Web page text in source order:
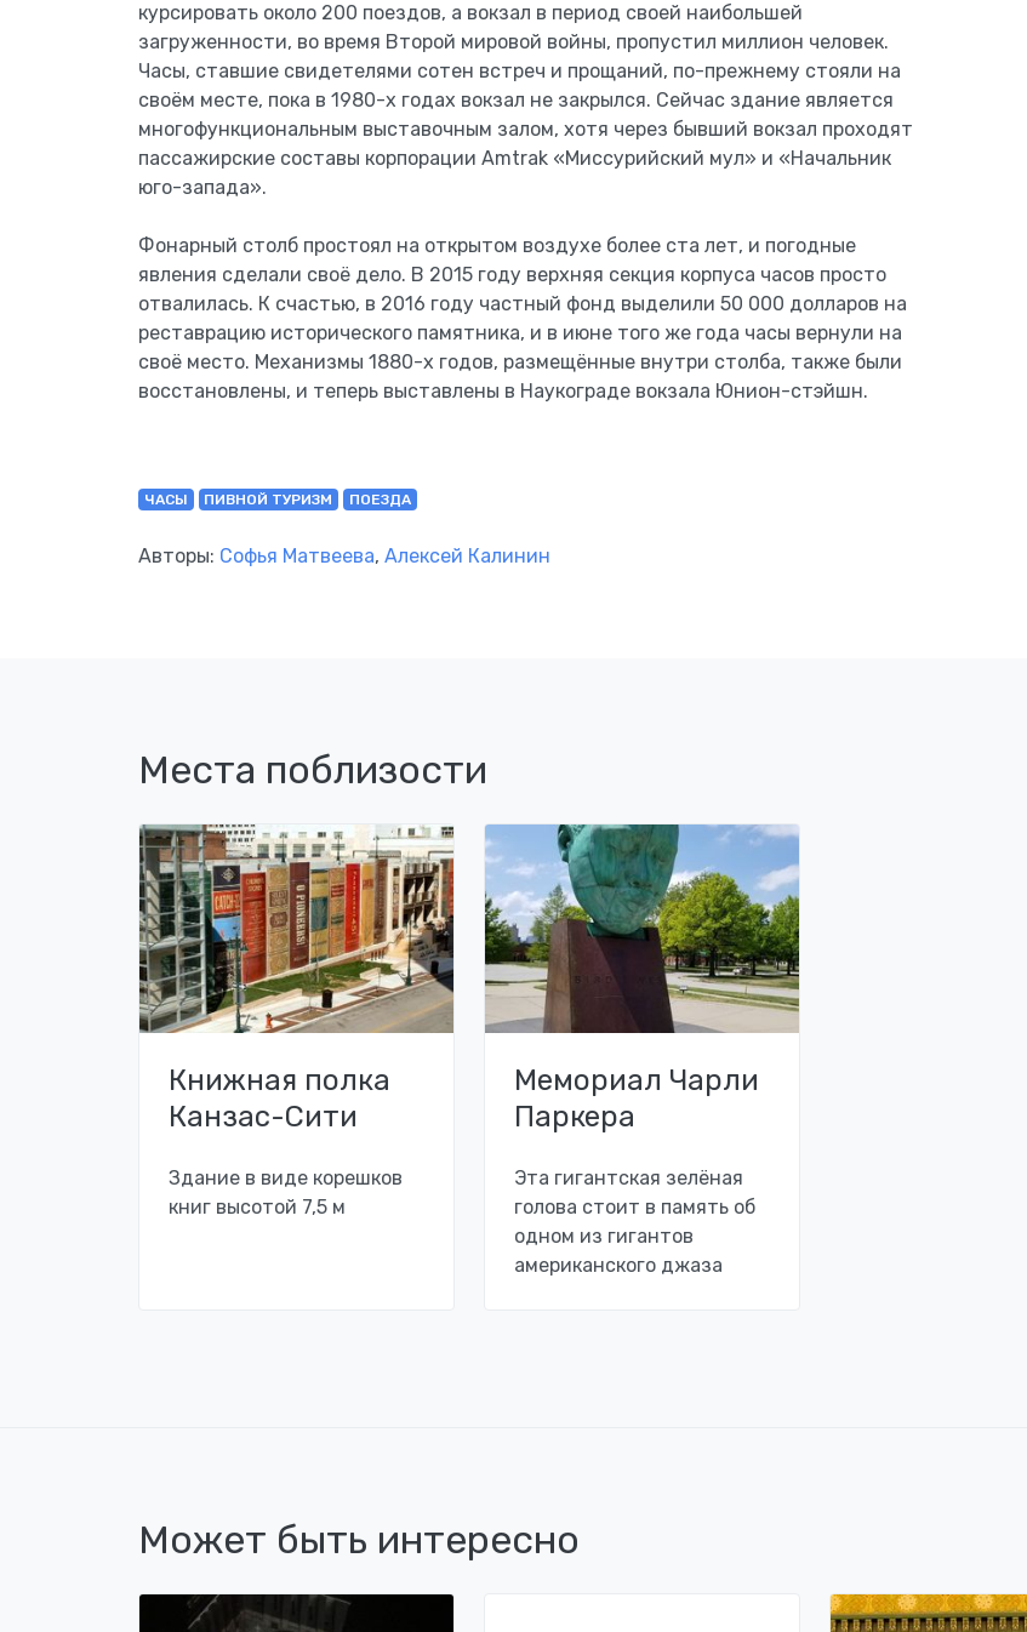
курсировать около 200 поездов, а вокзал в период своей наибольшей
загруженности, во время Второй мировой войны, пропустил миллион человек.
Часы, ставшие свидетелями сотен встреч и прощаний, по-прежнему стояли на
своём месте, пока в 1980-х годах вокзал не закрылся. Сейчас здание является
многофункциональным выставочным залом, хотя через бывший вокзал проходят
пассажирские составы корпорации Amtrak «Миссурийский мул» и «Начальник
юго-запада».
Фонарный столб простоял на открытом воздухе более ста лет, и погодные
явления сделали своё дело. В 2015 году верхняя секция корпуса часов просто
отвалилась. К счастью, в 2016 году частный фонд выделили 50 000 долларов на
реставрацию исторического памятника, и в июне того же года часы вернули на
своё место. Механизмы 1880-х годов, размещённые внутри столба, также были
восстановлены, и теперь выставлены в Наукограде вокзала Юнион-стэйшн.
ЧАСЫ ПИВНОЙ ТУРИЗМ ПОЕЗДА
Авторы: Софья Матвеева, Алексей Калинин
Места поблизости
Книжная полка
Канзас-Сити
Здание в виде корешков
книг высотой 7,5 м
Мемориал Чарли
Паркера
Эта гигантская зелёная
голова стоит в память об
одном из гигантов
американского джаза
Может быть интересно